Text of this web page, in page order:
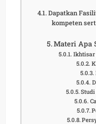
Dapatkan
kompeten
Materi Apa
Ikhtisar